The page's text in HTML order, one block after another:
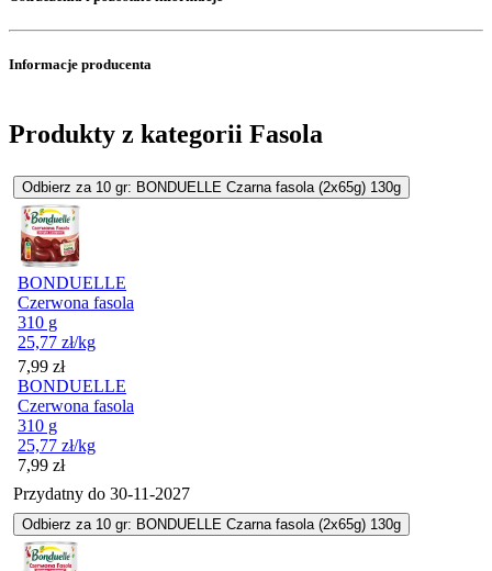
Informacje producenta
Produkty z kategorii Fasola
Odbierz za 10 gr: BONDUELLE Czarna fasola (2x65g) 130g
BONDUELLE
Czerwona fasola
310 g
25,77 zł/kg
Cena
7,99 zł
BONDUELLE
Czerwona fasola
310 g
25,77 zł/kg
Cena
7,99 zł
Przydatny do 30-11-2027
Odbierz za 10 gr: BONDUELLE Czarna fasola (2x65g) 130g